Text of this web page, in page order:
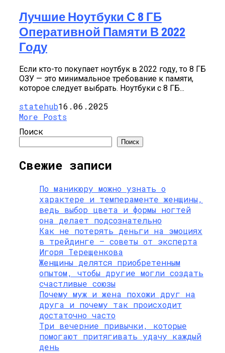
Лучшие Ноутбуки С 8 ГБ
Оперативной Памяти В 2022
Году
Если кто-то покупает ноутбук в 2022 году, то 8 ГБ
ОЗУ — это минимальное требование к памяти,
которое следует выбрать. Ноутбуки с 8 ГБ...
statehub16.06.2025
More Posts
Поиск
Поиск
Свежие записи
По маникюру можно узнать о
характере и темпераменте женщины,
ведь выбор цвета и формы ногтей
она делает подсознательно
Как не потерять деньги на эмоциях
в трейдинге — советы от эксперта
Игоря Терещенкова
Женщины делятся приобретенным
опытом, чтобы другие могли создать
счастливые союзы
Почему муж и жена похожи друг на
друга и почему так происходит
достаточно часто
Три вечерние привычки, которые
помогают притягивать удачу каждый
день